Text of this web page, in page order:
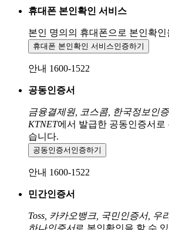
휴대폰 본인확인 서비스
본인 명의의 휴대폰으로 본인확인
휴대폰 본인확인 서비스인증하기
안내 1600-1522
공동인증서
금융결제원, 코스콤, 한국정보인
KTNET에서 발급한 공동인증서로
습니다.
공동인증서 인증하기
안내 1600-1522
민간인증서
Toss, 카카오뱅크, 국민인증서, 우